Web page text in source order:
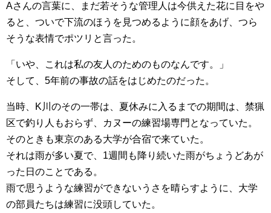
Aさんの言葉に、まだ若そうな管理人は今供えた花に目をや
ると、ついで下流のほうを見つめるように顔をあげ、つら
そうな表情でポツリと言った。
「いや、これは私の友人のためのものなんです。」
そして、5年前の事故の話をはじめたのだった。
当時、K川のその一帯は、夏休みに入るまでの期間は、禁猟
区で釣り人もおらず、カヌーの練習場専門となっていた。
そのときも東京のある大学が合宿で来ていた。
それは雨が多い夏で、1週間も降り続いた雨がちょうどあが
った日のことである。
雨で思うような練習ができないうさを晴らすように、大学
の部員たちは練習に没頭していた。